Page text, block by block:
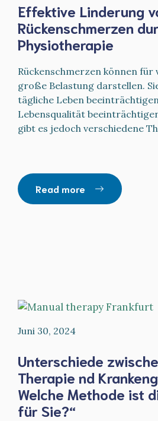
Effektive Linderung
Rückenschmerzen
Physiotherapie
Rückenschmerzen können für
große Belastung darstellen.
tägliche Leben
Lebensqualität
gibt es jedoch verschiedene
Read more
Juni 30, 2024
Unterschiede
Therapie nd
Welche Methode ist
für Sie?“